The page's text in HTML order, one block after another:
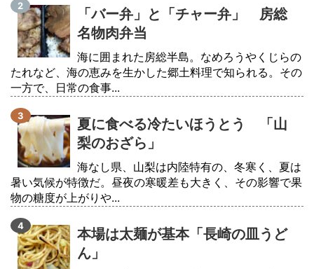
「バー弁」と「チャー弁」 房総
名物肉弁当
海に囲まれた房総半島。なめろうやくじらの
たれなど、海の恵みを生かした郷土料理で知られる。その
一方で、日常の食事...
夏に食べる冷たいほうとう 「山
梨のおざら」
海なし県、山梨は内陸特有の、冬寒く、夏は
暑い気候が特徴だ。昼夜の寒暖差も大きく、その影響で果
物の糖度が上がりや...
本場は太麺が基本「長崎の皿うど
ん」